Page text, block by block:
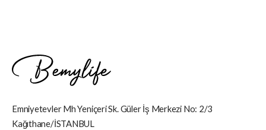
Emniyetevler Mh Yeniçeri Sk. Güler İş Merkezi No: 2/3
Kağıthane/İSTANBUL